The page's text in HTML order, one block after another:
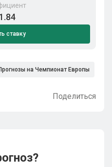
1.84
ставку
на Чемпионат Европы
Поделиться